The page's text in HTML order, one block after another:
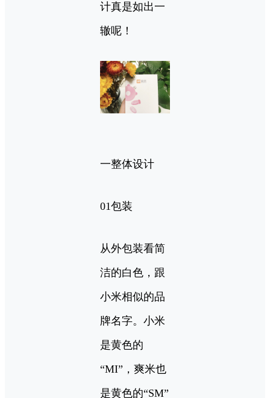
计真是如出一
辙呢！
一整体设计
01包装
从外包装看简
洁的白色，跟
小米相似的品
牌名字。小米
是黄色的
“MI”，爽米也
是黄色的“SM”